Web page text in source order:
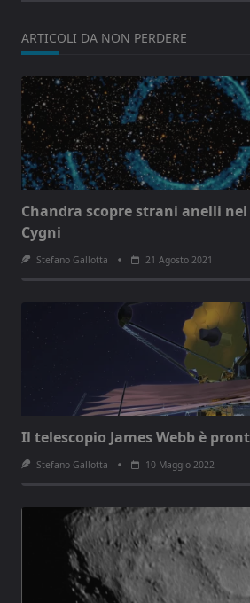
ARTICOLI DA NON PERDERE
Chandra scopre strani anelli nel
Cygni
Stefano Gallotta 21 Agosto 2021
Il telescopio James Webb è
Stefano Gallotta 10 Maggio 2022